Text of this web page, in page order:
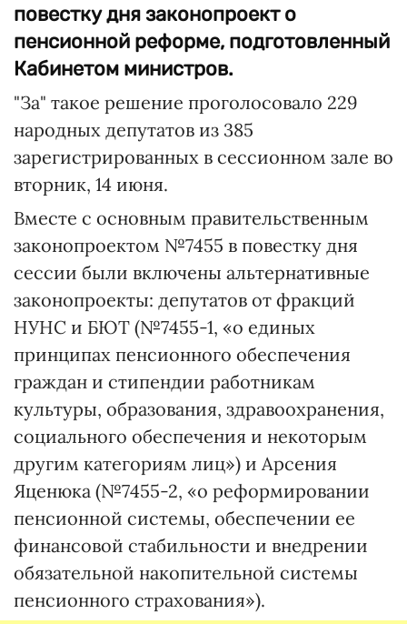
повестку дня законопроект о
пенсионной реформе, подготовленный
Кабинетом министров.
"За" такое решение проголосовало 229
народных депутатов из 385
зарегистрированных в сессионном зале во
вторник, 14 июня.
Вместе с основным правительственным
законопроектом №7455 в повестку дня
сессии были включены альтернативные
законопроекты: депутатов от фракций
НУНС и БЮТ (№7455-1, «о единых
принципах пенсионного обеспечения
граждан и стипендии работникам
культуры, образования, здравоохранения,
социального обеспечения и некоторым
другим категориям лиц») и Арсения
Яценюка (№7455-2, «о реформировании
пенсионной системы, обеспечении ее
финансовой стабильности и внедрении
обязательной накопительной системы
пенсионного страхования»).